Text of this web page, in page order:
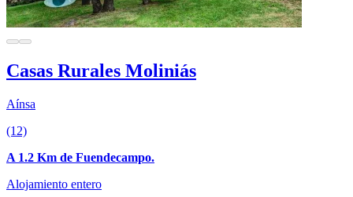
Casas Rurales Moliniás
Aínsa
(12)
A 1.2 Km de Fuendecampo.
Alojamiento entero